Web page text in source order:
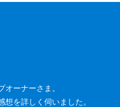
ーナーさま。
を詳しく伺いました。